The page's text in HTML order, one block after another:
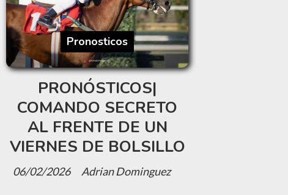
PRONÓSTICOS|
COMANDO SECRETO
AL FRENTE DE UN
VIERNES DE BOLSILLO
Adrian Dominguez
Pronosticos
06/02/2026